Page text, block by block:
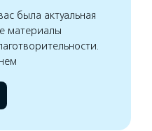
была актуальная
материалы